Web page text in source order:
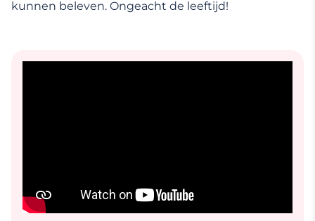
kunnen beleven. Ongeacht de leeftijd!